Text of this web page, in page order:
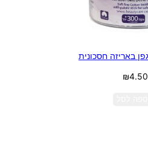
באריזה חסכונית
₪4.50